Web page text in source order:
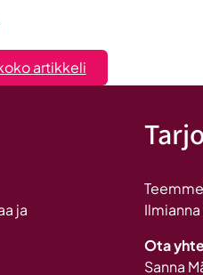
artikkeli:
Seinäjoen
investointi
Suomeen
ja
Ota
Sanna